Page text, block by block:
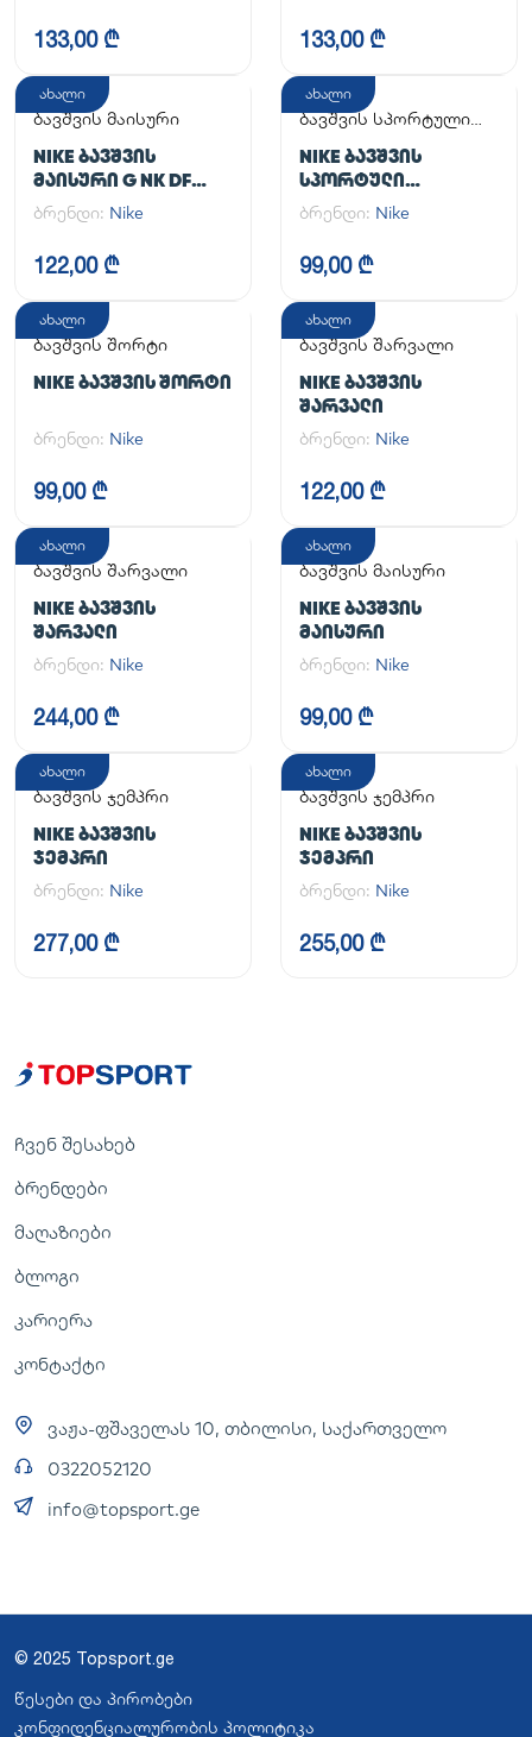
133,00 ₾ 133,00 ₾
ახალი
ბავშვის მაისური
NIKE ᲑᲐᲕᲨᲕᲘᲡ
ᲛᲐᲘᲡᲣᲠᲘ G NK DF
ONE SS TOP
ბრენდი: Nike
122,00 ₾
ახალი
ბავშვის სპორტული
NIKE ᲑᲐᲕᲨᲕᲘᲡ
ᲡᲞᲝᲠᲢᲣᲚᲘ
ᲙᲝᲛᲞᲚᲔᲥᲢᲘ
ბრენდი: Nike
99,00 ₾
ახალი
ბავშვის შორტი
NIKE ᲑᲐᲕᲨᲕᲘᲡ ᲨᲝᲠᲢᲘ
ბრენდი: Nike
99,00 ₾
ახალი
ბავშვის შარვალი
NIKE ᲑᲐᲕᲨᲕᲘᲡ
ᲨᲐᲠᲕᲐᲚᲘ
ბრენდი: Nike
122,00 ₾
ახალი
ბავშვის შარვალი
NIKE ᲑᲐᲕᲨᲕᲘᲡ
ᲨᲐᲠᲕᲐᲚᲘ
ბრენდი: Nike
244,00 ₾
ახალი
ბავშვის მაისური
NIKE ᲑᲐᲕᲨᲕᲘᲡ
ᲛᲐᲘᲡᲣᲠᲘ
ბრენდი: Nike
99,00 ₾
ახალი
ბავშვის ჯემპრი
NIKE ᲑᲐᲕᲨᲕᲘᲡ
ᲯᲔᲛᲞᲠᲘ
ბრენდი: Nike
277,00 ₾
ახალი
ბავშვის ჯემპრი
NIKE ᲑᲐᲕᲨᲕᲘᲡ
ᲯᲔᲛᲞᲠᲘ
ბრენდი: Nike
255,00 ₾
ჩვენ შესახებ
ბრენდები
მაღაზიები
ბლოგი
კარიერა
კონტაქტი
ვაჟა-ფშაველას 10, თბილისი, საქართველო
0322052120
info@topsport.ge
© 2025 Topsport.ge
წესები და პირობები
კონფიდენციალურობის პოლიტიკა